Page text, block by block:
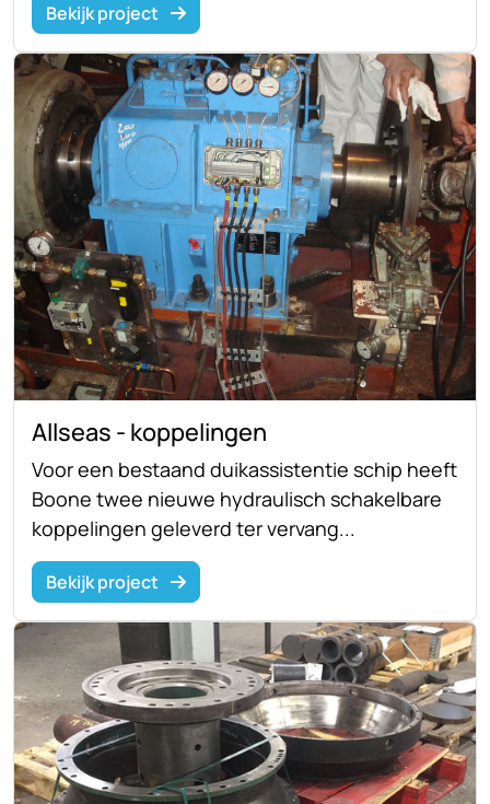
Bekijk project
Allseas - koppelingen
Voor een bestaand duikassistentie schip heeft
Boone twee nieuwe hydraulisch schakelbare
koppelingen geleverd ter vervang...
Bekijk project